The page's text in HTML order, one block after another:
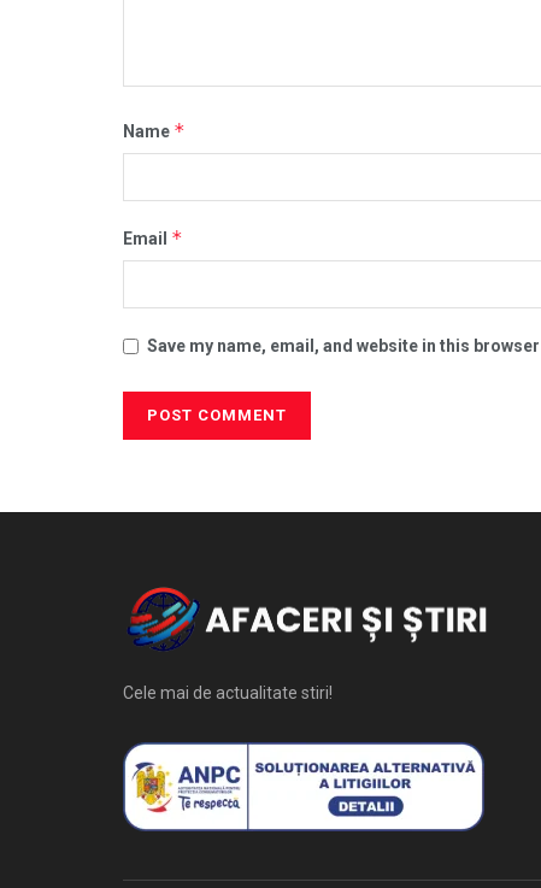
Name *
Email *
Save my name, email, and website in this
Cele mai de actualitate stiri!